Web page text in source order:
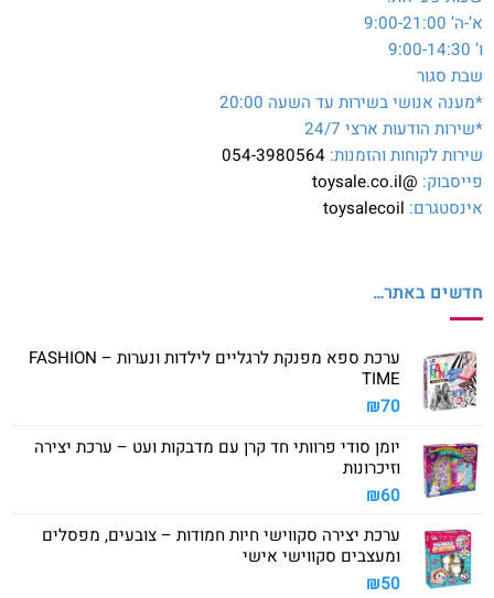
א’-ה’ 9:00-21:00
ו’ 9:00-14:30
שבת סגור
*מענה אנושי בשירות עד השעה 20:00
*שירות הודעות ארצי 24/7
שירות לקוחות והזמנות: 054-3980564
פייסבוק: @toysale.co.il
אינסטגרם: toysalecoil
חדשים באתר…
ערכת ספא מפנקת לרגליים לילדות ונערות – FASHION
TIME
₪70
יומן סודי פרוותי חד קרן עם מדבקות ועט – ערכת יצירה
וזיכרונות
₪60
ערכת יצירה סקווישי חיות חמודות – צובעים, מפסלים
ומעצבים סקווישי אישי
₪50